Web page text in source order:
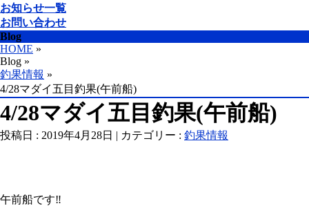
お知らせ一覧
お問い合わせ
Blog
HOME »
Blog »
釣果情報 »
4/28マダイ五目釣果(午前船)
4/28マダイ五目釣果(午前船)
投稿日 : 2019年4月28日 | カテゴリー : 釣果情報
午前船です‼️